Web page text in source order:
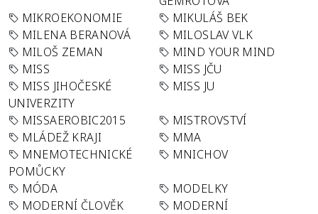
MIKROEKONOMIE
MIKULÁŠ BEK
MILENA BERANOVÁ
MILOSLAV VLK
MILOŠ ZEMAN
MIND YOUR MIND
MISS
MISS JČU
MISS JIHOČESKÉ
UNIVERZITY
MISS JU
MISSAEROBIC2015
MISTROVSTVÍ
MLÁDEŽ KRAJI
MMA
MNEMOTECHNICKÉ
POMŮCKY
MNICHOV
MÓDA
MODELKY
MODERNÍ ČLOVĚK
MODERNÍ